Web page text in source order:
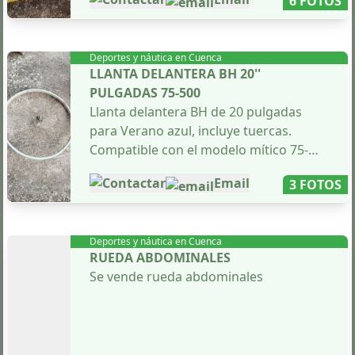
convertir en una bicicleta fixie.
Deportes y náutica enCuenca
LLANTA DELANTERA BH 20''
PULGADAS 75-500
Llanta delantera BH de 20 pulgadas
para Verano azul, incluye tuercas.
Compatible con el modelo mítico 75-
Contactar
Email 3 FOTOS
Deportes y náutica enCuenca
RUEDA ABDOMINALES
Se vende rueda abdominales